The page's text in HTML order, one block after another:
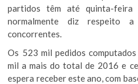
partidos têm até quinta-feira
normalmente diz respeito
concorrentes.
Os 523 mil pedidos
mil a mais do total de 2016 e
espera receber este ano, com